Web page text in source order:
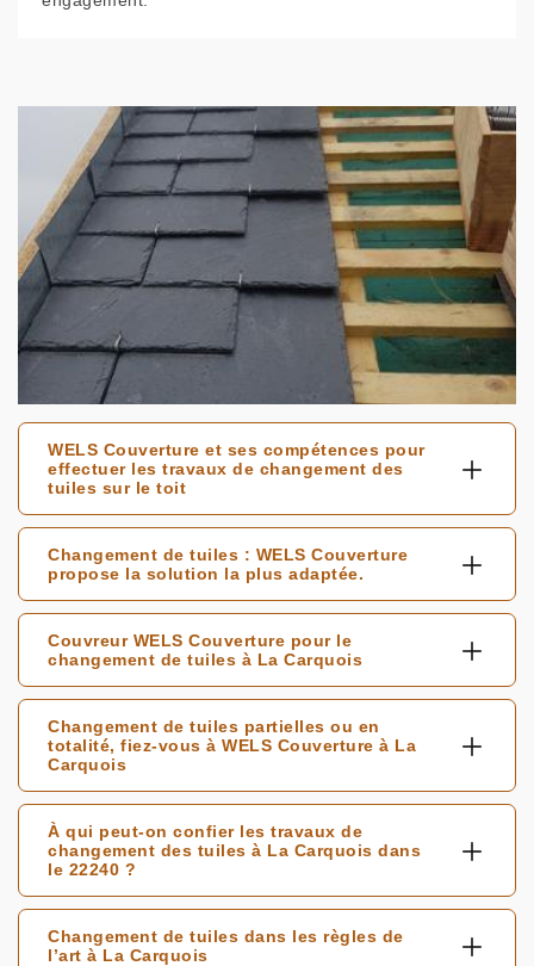
WELS Couverture et ses compétences pour
effectuer les travaux de changement des
tuiles sur le toit
Changement de tuiles : WELS Couverture
propose la solution la plus adaptée.
Couvreur WELS Couverture pour le
changement de tuiles à La Carquois
Changement de tuiles partielles ou en
totalité, fiez-vous à WELS Couverture à La
Carquois
À qui peut-on confier les travaux de
changement des tuiles à La Carquois dans
le 22240 ?
Changement de tuiles dans les règles de
l’art à La Carquois